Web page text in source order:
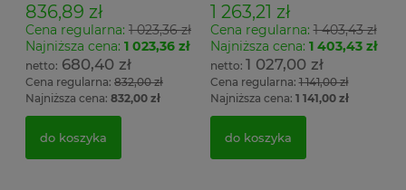
836,89 zł
Cena regularna: 1 023,36 zł
Najniższa cena: 1 023,36 zł
680,40 zł
Cena regularna: 832,00 zł
Najniższa cena: 832,00 zł
do koszyka
1 263,21 zł
Cena regularna:1 403,43 zł
Najniższa cena: 1 403,43 zł
1 027,00 zł
Cena regularna:1 141,00 zł
Najniższa cena: 1 141,00 zł
do koszyka